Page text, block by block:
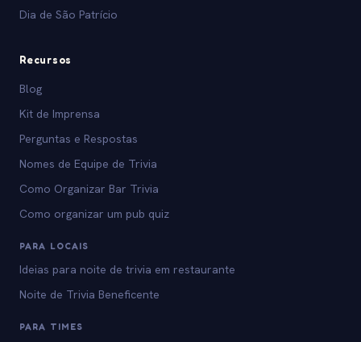
Dia de São Patrício
Recursos
Blog
Kit de Imprensa
Perguntas e Respostas
Nomes de Equipe de Trivia
Como Organizar Bar Trivia
Como organizar um pub quiz
PARA LOCAIS
Ideias para noite de trivia em restaurante
Noite de Trivia Beneficente
PARA TIMES